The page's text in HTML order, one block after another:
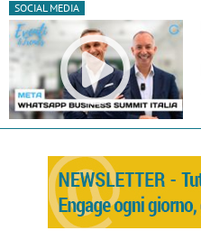
SOCIAL MEDIA